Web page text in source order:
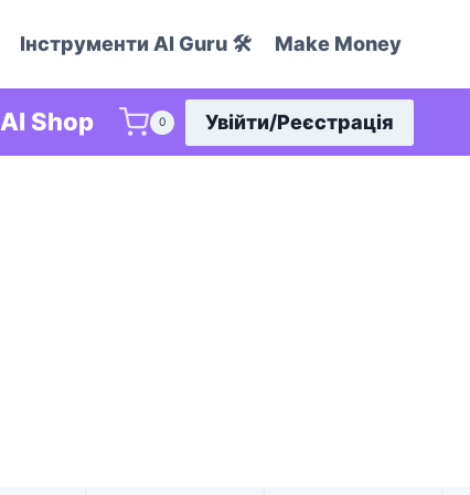
Інструменти AI Guru 🛠️ Make Money
AI Shop 0 Увійти/Реєстрація